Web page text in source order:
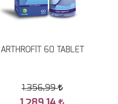
ARTHROFİT 60 TABLET
1.356,99